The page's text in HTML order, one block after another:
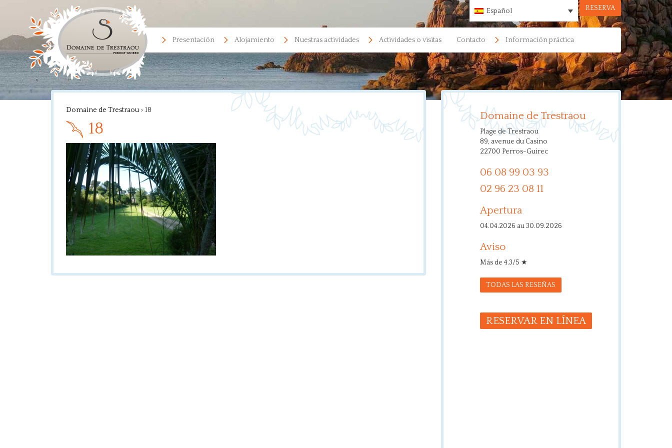
Español RESERVA
Presentación Alojamiento Nuestras actividades Actividades o visitas Contacto Información práctica
Domaine de Trestraou > 18
18
Domaine de Trestraou
Plage de Trestraou
89, avenue du Casino
22700 Perros-Guirec
06 08 99 03 93
02 96 23 08 11
Apertura
04.04.2026 au 30.09.2026
Aviso
Más de 4.3/5 ★
TODAS LAS RESEÑAS
RESERVAR EN LÍNEA